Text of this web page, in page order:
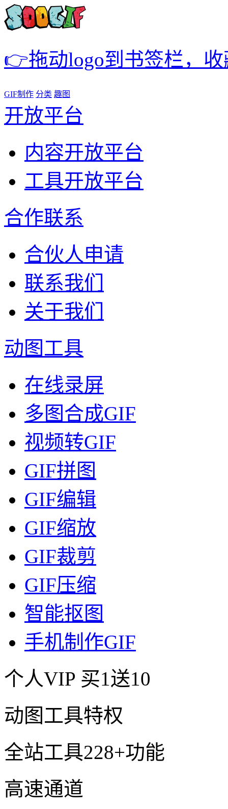
👉拖动logo到书签栏，
GIF制作 分类 趣图
开放平台
内容开放平台
工具开放平台
合作联系
合伙人申请
联系我们
关于我们
动图工具
在线录屏
多图合成GIF
视频转GIF
GIF拼图
GIF编辑
GIF缩放
GIF裁剪
GIF压缩
智能抠图
手机制作GIF
个人VIP 买1送10
动图工具特权
全站工具228+功能
高速通道